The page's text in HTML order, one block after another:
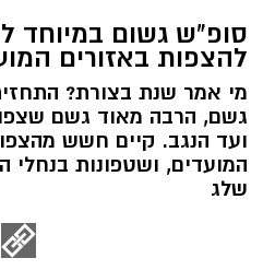
סופ"ש גשום במיוחד
להצפות באזורים
מי אמר שנת בצורת?
גשם, הרבה מאוד גשם
ועד הנגב. קיים חשש
המועדים, ושטפונות בנחלי
שלג